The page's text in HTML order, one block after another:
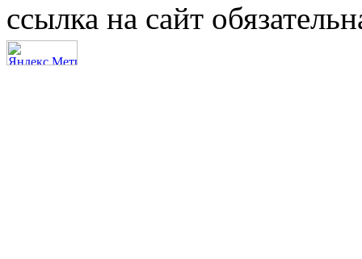
ссылка на сайт